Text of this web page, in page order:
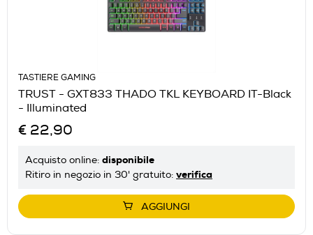
TASTIERE GAMING
TRUST - GXT833 THADO TKL KEYBOARD IT-Black
- Illuminated
€ 22,90
Acquisto online: disponibile
Ritiro in negozio in 30' gratuito: verifica
AGGIUNGI